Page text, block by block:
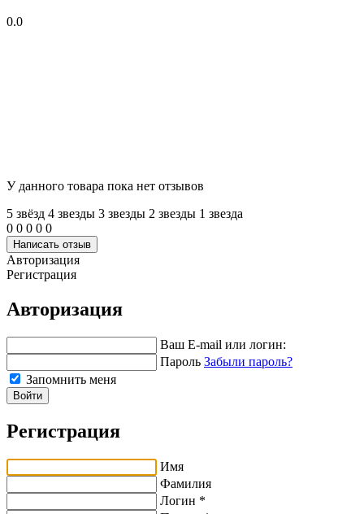
0.0
У данного товара пока нет отзывов
5 звёзд 4 звeзды 3 звeзды 2 звeзды 1 звeзда
0 0 0 0 0
Написать отзыв
Авторизация
Регистрация
Авторизация
Ваш E-mail или логин:
Пароль Забыли пароль?
Запомнить меня
Войти
Регистрация
Имя
Фамилия
Логин *